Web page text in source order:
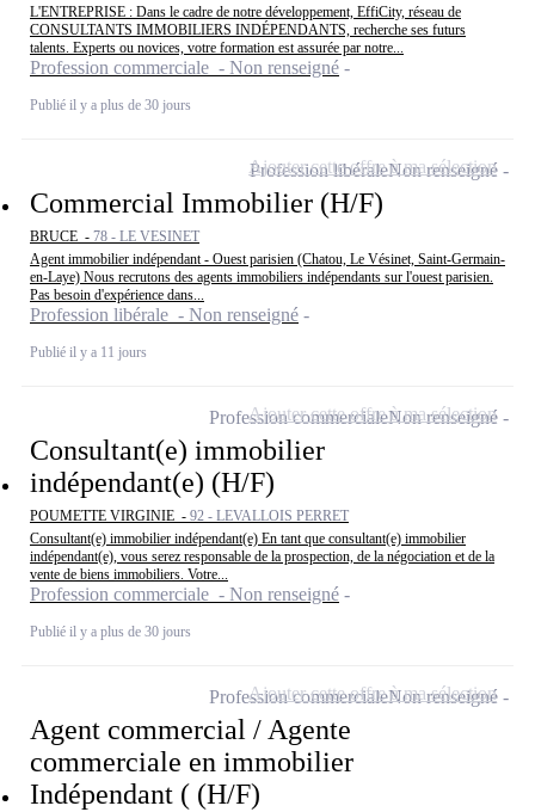
L'ENTREPRISE : Dans le cadre de notre développement, EffiCity, réseau de
CONSULTANTS IMMOBILIERS INDÉPENDANTS, recherche ses futurs
talents. Experts ou novices, votre formation est assurée par notre...
Profession commerciale - Non renseigné
Publié il y a plus de 30 jours
Commercial Immobilier (H/F)
BRUCE - 78 - LE VESINET
Agent immobilier indépendant - Ouest parisien (Chatou, Le Vésinet, Saint-Germain-
en-Laye) Nous recrutons des agents immobiliers indépendants sur l'ouest parisien.
Pas besoin d'expérience dans...
Profession libérale - Non renseigné
Publié il y a 11 jours
Profession libéraleNon renseigné
Ajouter cette offre à ma sélection
Consultant(e) immobilier
indépendant(e) (H/F)
POUMETTE VIRGINIE - 92 - LEVALLOIS PERRET
Consultant(e) immobilier indépendant(e) En tant que consultant(e) immobilier
indépendant(e), vous serez responsable de la prospection, de la négociation et de la
vente de biens immobiliers. Votre...
Profession commerciale - Non renseigné
Publié il y a plus de 30 jours
Profession commercialeNon renseigné
Ajouter cette offre à ma sélection
Agent commercial / Agente
commerciale en immobilier
Indépendant ( (H/F)
Profession commercialeNon renseigné
Ajouter cette offre à ma sélection